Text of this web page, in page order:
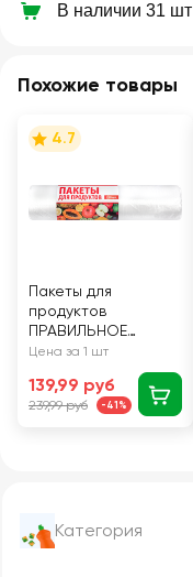
В наличии 31 шт
Категория
Похожие товары
4.7
Пакеты для
продуктов
ПРАВИЛЬНОЕ
РЕШЕНИЕ! 24х38см,
Цена за 1 шт
139,99 руб
239,99 руб -41%